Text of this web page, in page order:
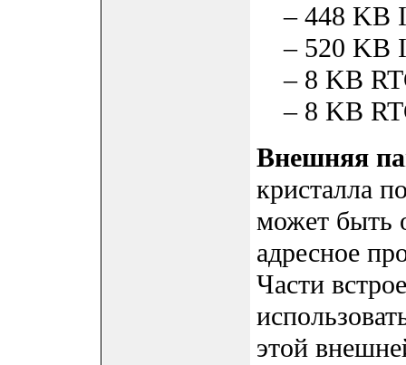
– 448 KB
– 520 KB
– 8 KB
– 8 KB
Внешняя
кристалла
может быть
адресное
Части
этой